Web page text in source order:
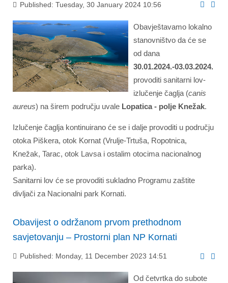
Published: Tuesday, 30 January 2024 10:56
Obavještavamo lokalno
stanovništvo da će se
od dana
30.01.2024.-03.03.2024.
provoditi sanitarni lov-
izlučenje čaglja (canis
aureus) na širem području uvale Lopatica - polje Knežak.
Izlučenje čaglja kontinuirano će se i dalje provoditi u području
otoka Piškera, otok Kornat (Vrulje-Trtuša, Ropotnica,
Knežak, Tarac, otok Lavsa i ostalim otocima nacionalnog
parka).
Sanitarni lov će se provoditi sukladno Programu zaštite
divljači za Nacionalni park Kornati.
Obavijest o održanom prvom prethodnom
savjetovanju – Prostorni plan NP Kornati
Published: Monday, 11 December 2023 14:51
Od četvrtka do subote